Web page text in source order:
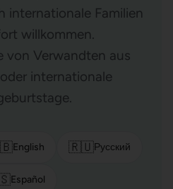
internationale Familien
willkommen.
von Verwandten aus
internationale
English 🇷🇺Русский
Español